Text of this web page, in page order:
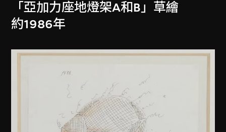
「亞加力座地燈架A和B」草繪
約1986年